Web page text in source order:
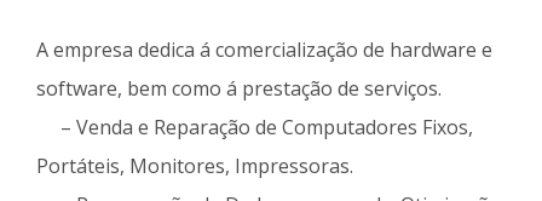
A empresa dedica á comercialização de hardware e
software, bem como á prestação de serviços.
– Venda e Reparação de Computadores Fixos,
Portáteis, Monitores, Impressoras.